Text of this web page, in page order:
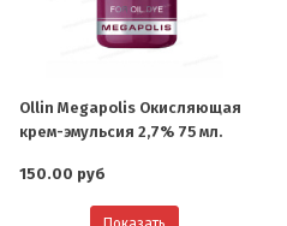
Ollin Megapolis Окисляющая
крем-эмульсия 2,7% 75 мл.
150.00 руб